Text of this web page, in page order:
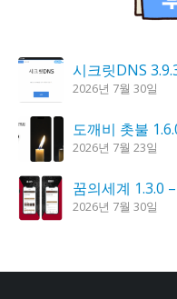
시크릿DNS
2026년 7월 30일
도깨비 촛불
2026년 7월 23일
꿈의세계 1.3.0
2026년 7월 30일